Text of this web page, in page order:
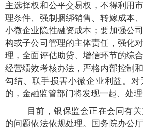
主选择权和公平交易权，不得利用
理条件、强制捆绑销售、转嫁成本
小微企业隐性融资成本；要加强公
构或子公司管理的主体责任，强化
理，全面评估助贷、增信环节的综
经营绩效考核办法，严格内部控制
勾结、联手损害小微企业利益。
的，金融监管部门将发现一起、处理
目前，银保监会正在会同有关
的问题依法依规处理。国务院办公